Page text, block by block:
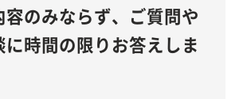
容のみならず、ご質問や
に時間の限りお答えしま